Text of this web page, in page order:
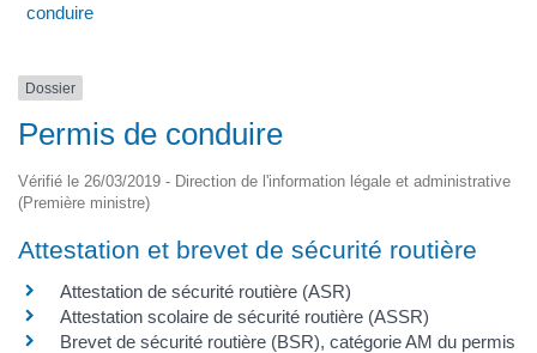
conduire
Dossier
Permis de conduire
Vérifié le 26/03/2019 - Direction de l'information légale et administrative
(Première ministre)
Attestation et brevet de sécurité routière
Attestation de sécurité routière (ASR)
Attestation scolaire de sécurité routière (ASSR)
Brevet de sécurité routière (BSR), catégorie AM du permis